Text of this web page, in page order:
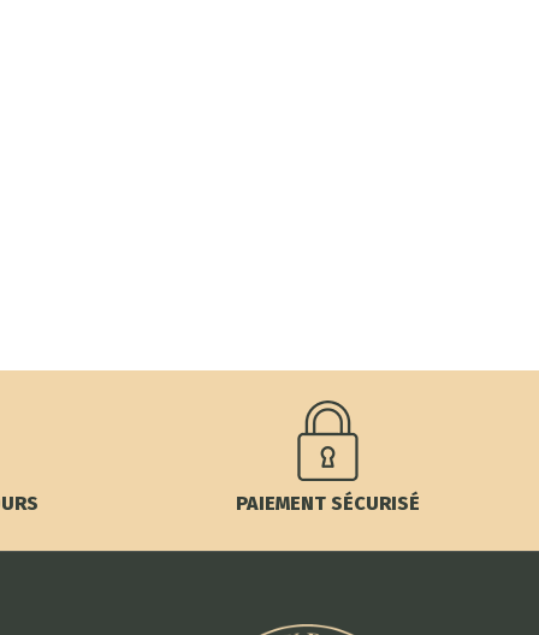
PAIEMENT SÉCURISÉ